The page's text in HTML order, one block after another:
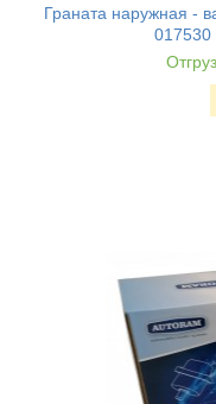
Граната наружная -
017530